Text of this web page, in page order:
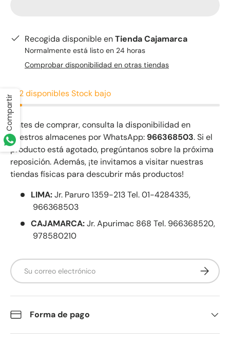
Recogida disponible enTienda Cajamarca
Normalmente está listo en 24 horas
Comprobar disponibilidad en otras tiendas
2 disponiblesStock bajo
Antes de comprar, consulta la disponibilidad en
nuestros almacenes por WhatsApp: 966368503. Si el
producto está agotado, pregúntanos sobre la próxima
reposición. Además, ¡te invitamos a visitar nuestras
tiendas físicas para descubrir más productos!
LIMA:Jr. Paruro 1359-213 Tel. 01-4284335,
966368503
CAJAMARCA:Jr. Apurimac 868 Tel. 966368520,
978580210
Correo electrónico
Forma de pago
Compartir